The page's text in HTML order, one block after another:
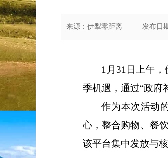
来源： 伊犁零距离 发布日
1月31日上午
季机遇，通过“政府
作为本次活动
心，整合购物、餐
该平台集中发放与